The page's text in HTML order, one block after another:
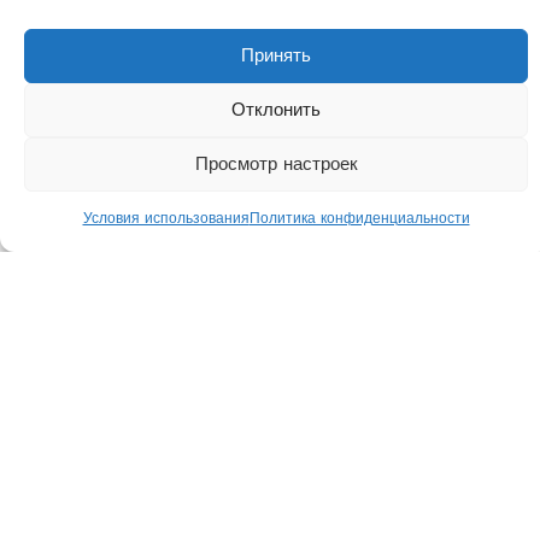
Принять
Отклонить
Просмотр настроек
Условия использованияПолитика конфиденциальности